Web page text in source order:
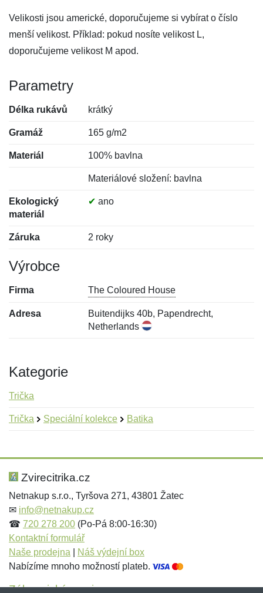
Velikosti jsou americké, doporučujeme si vybírat o číslo
menší velikost. Příklad: pokud nosíte velikost L,
doporučujeme velikost M apod.
Parametry
Délka rukávů krátký
Gramáž 165 g/m2
Materiál 100% bavlna
Materiálové složení: bavlna
Ekologický
materiál
✔ ano
Záruka 2 roky
Výrobce
Firma The Coloured House
Adresa
Buitendijks 40b, Papendrecht,
Netherlands
Kategorie
Trička
Trička Speciální kolekce Batika
Hodnocení:
Jméno: *
Jméno:
E-mail:*
Zvirecitrika.cz
Netnakup s.r.o., Tyršova 271, 43801 Žatec
✉ info@netnakup.cz
☎ 720 278 200 (Po-Pá 8:00-16:30)
Kontaktní formulář
Naše prodejna
Náš výdejní box
Nabízíme mnoho možností plateb.
Zákaznický servis